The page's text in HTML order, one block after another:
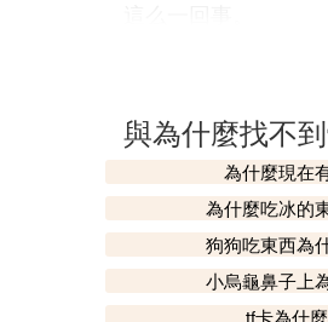
手游骷髏女孩手機
日，我在光環助手推
版格鬥游戲，游戲中
等待你的收集解鎖
D. 破解版骷髏女
破解版骷髏女孩更
與為什麼找不
為什麼現在
為什麼吃冰的
狗狗吃東西為
小烏龜鼻子上
tf卡為什